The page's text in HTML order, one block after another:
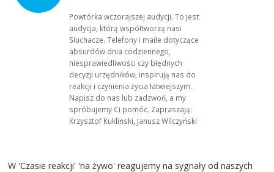
Powtórka wczorajszej audycji. To jest
audycja, którą współtworzą nasi
Słuchacze. Telefony i maile dotyczące
absurdów dnia codziennego,
niesprawiedliwości czy błędnych
decyzji urzędników, inspirują nas do
reakcji i czynienia życia łatwiejszym.
Napisz do nas lub zadzwoń, a my
spróbujemy Ci pomóc. Zapraszają:
Krzysztof Kukliński, Janusz Wilczyński
W 'Czasie reakcji' 'na żywo' reagujemy na sygnały od naszych